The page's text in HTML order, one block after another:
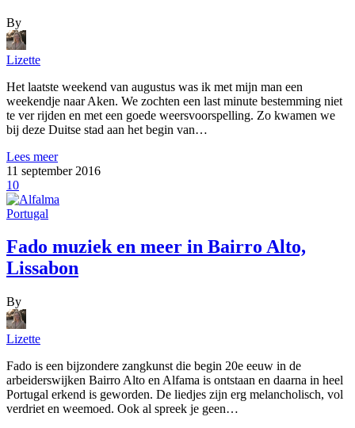
By
Lizette
Het laatste weekend van augustus was ik met mijn man een
weekendje naar Aken. We zochten een last minute bestemming niet
te ver rijden en met een goede weersvoorspelling. Zo kwamen we
bij deze Duitse stad aan het begin van…
Lees meer
11 september 2016
10
Portugal
Fado muziek en meer in Bairro Alto,
Lissabon
By
Lizette
Fado is een bijzondere zangkunst die begin 20e eeuw in de
arbeiderswijken Bairro Alto en Alfama is ontstaan en daarna in heel
Portugal erkend is geworden. De liedjes zijn erg melancholisch, vol
verdriet en weemoed. Ook al spreek je geen…